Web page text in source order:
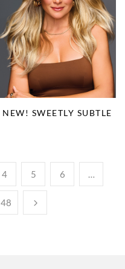
NEW! SWEETLY SUBTLE
4 5 6 …
48